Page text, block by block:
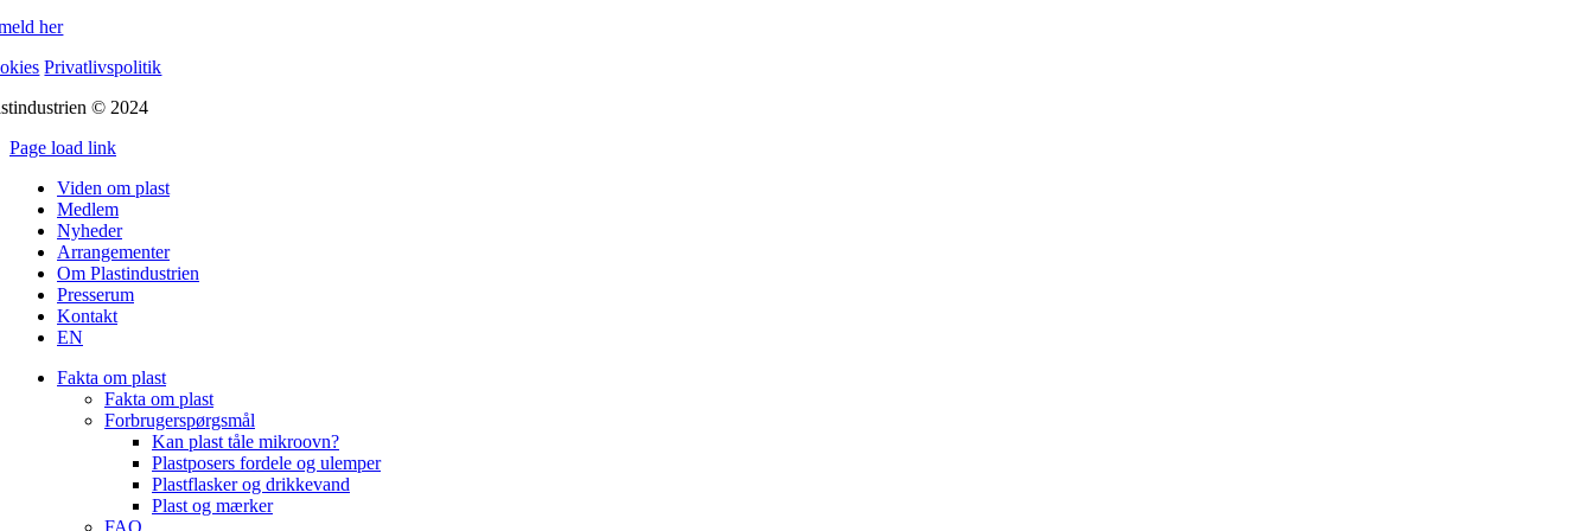
her
Privatlivspolitik
© 2024
Page load link
Viden om plast
Medlem
Nyheder
Arrangementer
Om Plastindustrien
Presserum
Kontakt
EN
Fakta om plast
Fakta om plast
Forbrugerspørgsmål
Kan plast tåle mikroovn?
Plastposers fordele og ulemper
Plastflasker og drikkevand
Plast og mærker
FAQ